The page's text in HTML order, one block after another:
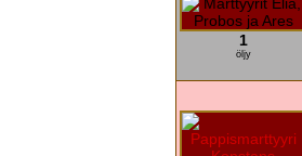
1
öljy